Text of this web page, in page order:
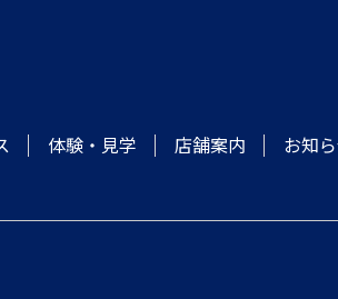
体験・見学 店舗案内 お知